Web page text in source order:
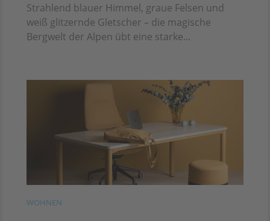
Strahlend blauer Himmel, graue Felsen und
weiß glitzernde Gletscher – die magische
Bergwelt der Alpen übt eine starke...
WOHNEN